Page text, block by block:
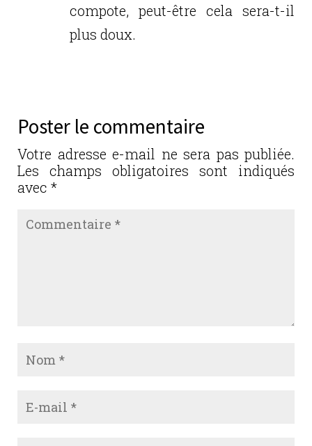
compote, peut-être cela sera-t-il
plus doux.
Poster le commentaire
Votre adresse e-mail ne sera pas publiée.
Les champs obligatoires sont indiqués
avec *